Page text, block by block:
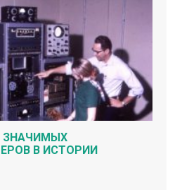
ЗНАЧИМЫХ
В ИСТОРИИ